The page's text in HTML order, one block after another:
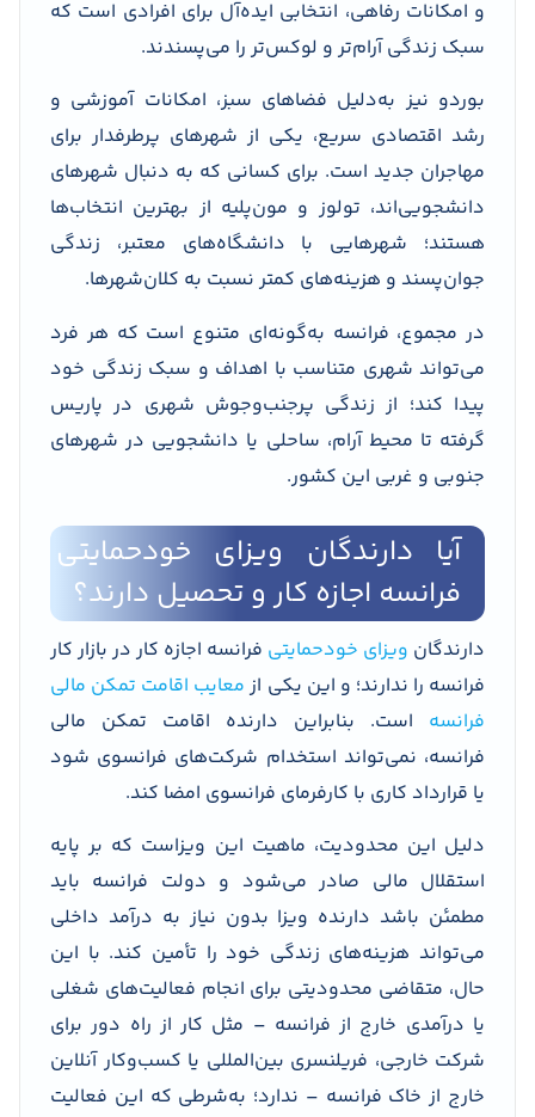
و امکانات رفاهی، انتخابی ایده‌آل برای افرادی است که
سبک زندگی آرام‌تر و لوکس‌تر را می‌پسندند.
بوردو نیز به‌دلیل فضاهای سبز، امکانات آموزشی و
رشد اقتصادی سریع، یکی از شهرهای پرطرفدار برای
مهاجران جدید است. برای کسانی که به دنبال شهرهای
دانشجویی‌اند، تولوز و مون‌پلیه از بهترین انتخاب‌ها
هستند؛ شهرهایی با دانشگاه‌های معتبر، زندگی
جوان‌پسند و هزینه‌های کمتر نسبت به کلان‌شهرها.
در مجموع، فرانسه به‌گونه‌ای متنوع است که هر فرد
می‌تواند شهری متناسب با اهداف و سبک زندگی خود
پیدا کند؛ از زندگی پرجنب‌وجوش شهری در پاریس
گرفته تا محیط آرام، ساحلی یا دانشجویی در شهرهای
جنوبی و غربی این کشور.
آیا دارندگان ویزای خودحمایتی
فرانسه اجازه کار و تحصیل دارند؟
دارندگان ویزای خودحمایتی فرانسه اجازه کار در بازار کار
فرانسه را ندارند؛ و این یکی از معایب اقامت تمکن مالی
فرانسه است. بنابراین دارنده اقامت تمکن مالی
فرانسه، نمی‌تواند استخدام شرکت‌های فرانسوی شود
یا قرارداد کاری با کارفرمای فرانسوی امضا کند.
دلیل این محدودیت، ماهیت این ویزاست که بر پایه
استقلال مالی صادر می‌شود و دولت فرانسه باید
مطمئن باشد دارنده ویزا بدون نیاز به درآمد داخلی
می‌تواند هزینه‌های زندگی خود را تأمین کند. با این
حال، متقاضی محدودیتی برای انجام فعالیت‌های شغلی
یا درآمدی خارج از فرانسه – مثل کار از راه دور برای
شرکت خارجی، فریلنسری بین‌المللی یا کسب‌وکار آنلاین
خارج از خاک فرانسه – ندارد؛ به‌شرطی که این فعالیت